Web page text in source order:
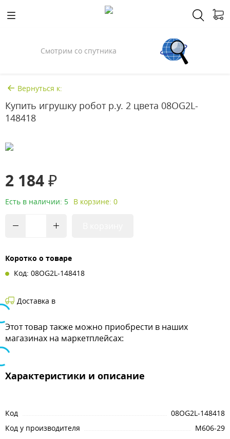
Смотрим со спутника
Вернуться к:
Купить игрушку робот р.у. 2 цвета 08OG2L-
148418
2 184 ₽
Есть в наличии: 5 В корзине: 0
Коротко о товаре
Код: 08OG2L-148418
Доставка в
Этот товар также можно приобрести в наших
магазинах на маркетплейсах:
Характеристики и описание
Код
08OG2L-148418
Код у производителя
M606-29